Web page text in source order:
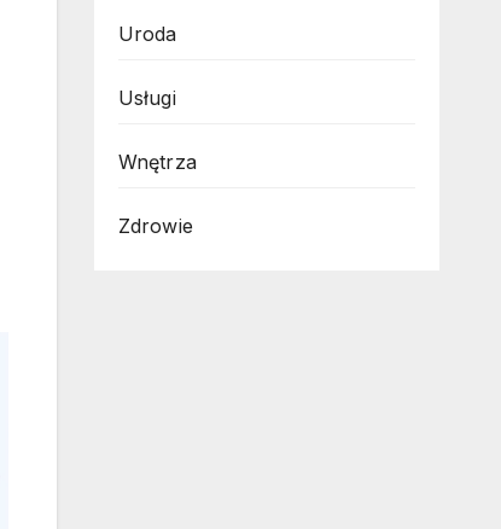
Uroda
Usługi
Wnętrza
Zdrowie